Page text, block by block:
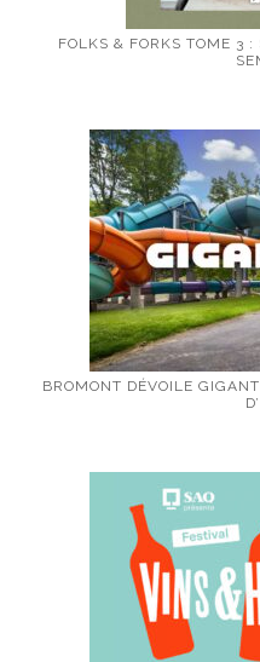
FOLKS & FORKS TOME 3 :
BROMONT DÉVOILE